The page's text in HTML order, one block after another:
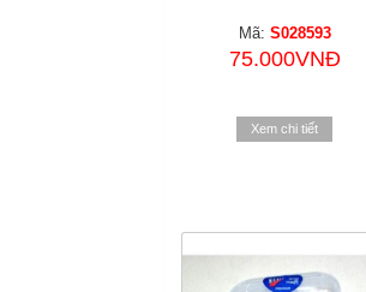
Mã: S028593
75.000VNĐ
Xem chi tiết